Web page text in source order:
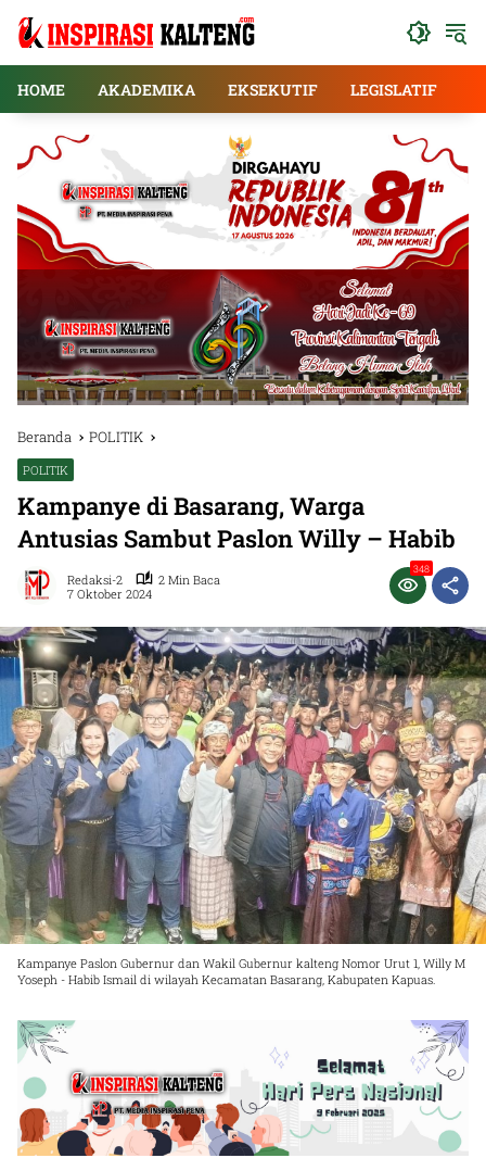
HOME
AKADEMIKA EKSEKUTIF LEGISLATIF
Beranda POLITIK
POLITIK
Kampanye di Basarang, Warga
Antusias Sambut Paslon Willy – Habib
Redaksi-2
2 Min Baca
7 Oktober 2024
348
Kampanye Paslon Gubernur dan Wakil Gubernur kalteng Nomor Urut 1, Willy M
Yoseph - Habib Ismail di wilayah Kecamatan Basarang, Kabupaten Kapuas.